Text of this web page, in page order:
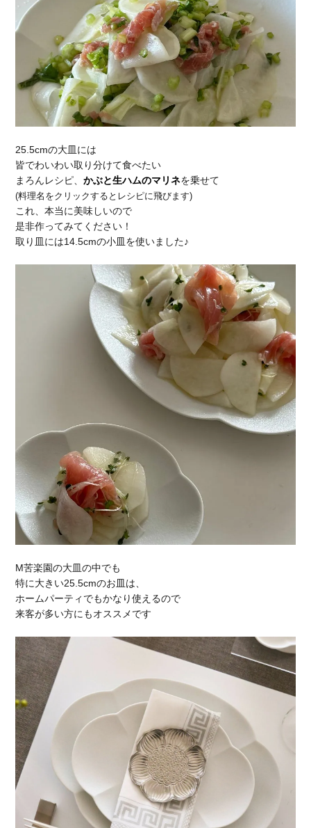
25.5cmの大皿には
皆でわいわい取り分けて食べたい
まろんレシピ、かぶと生ハムのマリネを乗せて
(料理名をクリックするとレシピに飛びます)
これ、本当に美味しいので
是非作ってみてください！
取り皿には14.5cmの小皿を使いました♪
M苦楽園の大皿の中でも
特に大きい25.5cmのお皿は、
ホームパーティでもかなり使えるので
来客が多い方にもオススメです